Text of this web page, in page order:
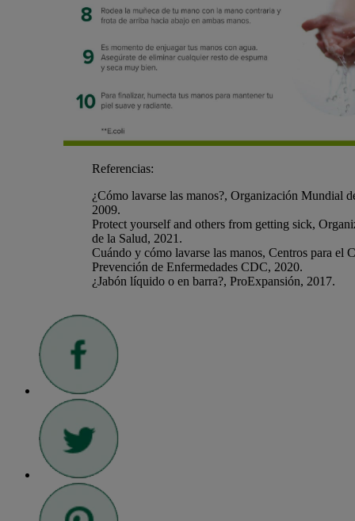
Referencias:
¿Cómo lavarse las manos?, Organización Mundial
2009.
Protect yourself and others from getting sick,
de la Salud, 2021.
Cuándo y cómo lavarse las manos, Centros para el
Prevención de Enfermedades CDC, 2020.
¿Jabón líquido o en barra?, ProExpansión, 2017.